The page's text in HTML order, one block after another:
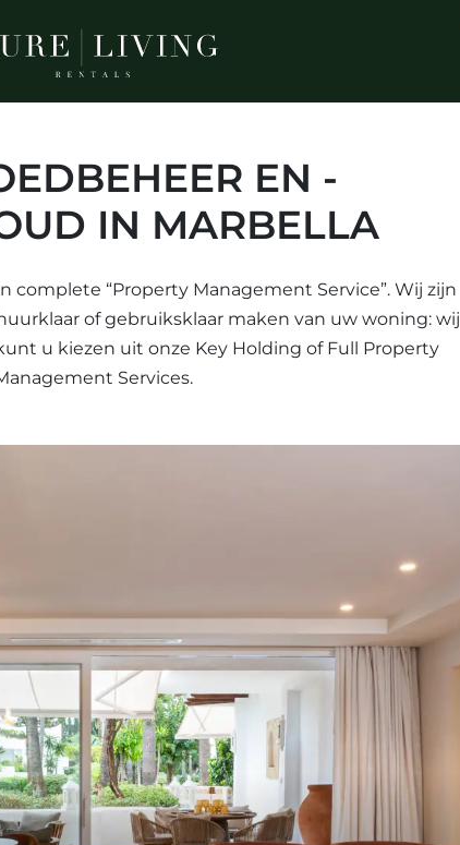
EN -
IN MARBELLA
complete “Property Management Service”. Wij zijn
of gebruiksklaar maken van uw woning: wij
u kiezen uit onze Key Holding of Full Property
Services.